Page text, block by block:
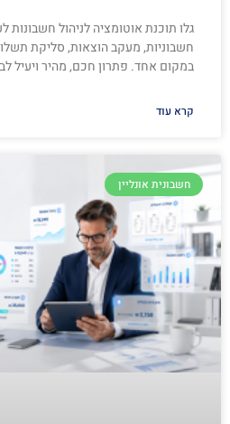
גלו תוכנת אוטומציה לניהול
חשבוניות, מעקב הוצאות, סליקת
במקום אחד. פתרון חכם, מהיר ויעיל
קרא עוד
חשבונית אונליין